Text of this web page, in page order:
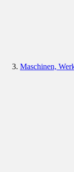
Maschinen,